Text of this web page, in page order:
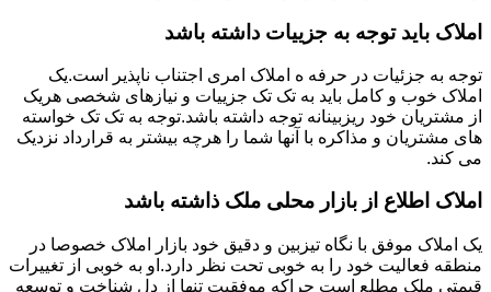
املاک باید توجه به جزییات داشته باشد
توجه به جزئیات در حرفه ه املاک امری اجتناب ناپذیر است.یک
املاک خوب و کامل باید به تک تک جزییات و نیازهای شخصی هریک
از مشتریان خود ریزبینانه توجه داشته باشد.توجه به تک تک خواسته
های مشتریان و مذاکره با آنها شما را هرچه بیشتر به قرارداد نزدیک
می کند.
املاک اطلاع از بازار محلی ملک ذاشته باشد
یک املاک موفق با نگاه تیزبین و دقیق خود بازار املاک خصوصا در
منطقه فعالیت خود را به خوبی تحت نظر دارد.او به خوبی از تغییرات
قیمتی ملک مطلع است چراکه موفقیت تنها از دل شناخت و توسعه